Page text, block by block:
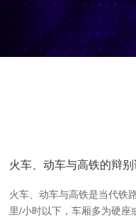
火车、动车与高铁的辩
火车、动车与高铁是当代铁
里/小时以下，车厢多为硬